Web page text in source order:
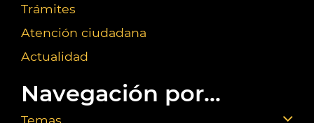
Trámites
Atención ciudadana
Actualidad
Navegación por...
Temas